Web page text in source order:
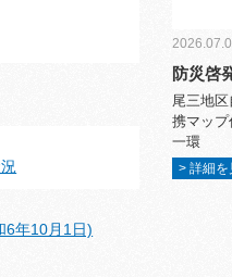
6年10月1日)
防災啓
尾三地
携マッ
一環
> 詳細を